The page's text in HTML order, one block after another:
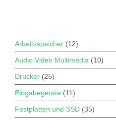
Arbeitsspeicher (12)
Audio Video Multimedia (10)
Drucker (25)
Eingabegeräte (11)
Festplatten und SSD (35)